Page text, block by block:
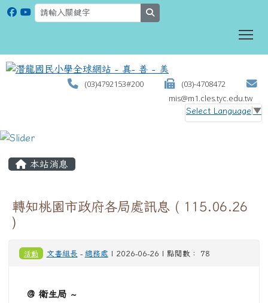
(03)4792153#200
(03)-4708472
mis@m1.cles.tyc.edu.tw
Select Language ▼
本站消息
轉知桃園市政府各局處訊息 ( 115.06.26
)
活動 文書組長 - 總務處 | 2026-06-26 | 點閱數： 78
@ 衛生局 ~